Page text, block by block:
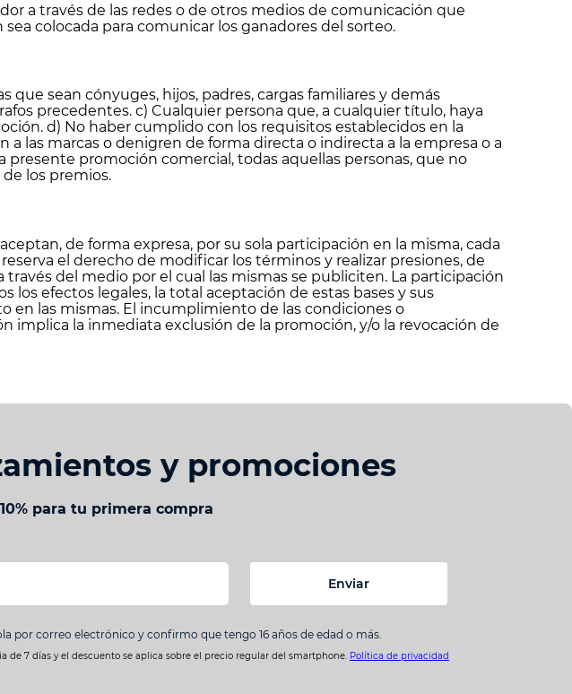
a través de las redes o de otros medios de comunicación que
colocada para comunicar los ganadores del sorteo.
que sean cónyuges, hijos, padres, cargas familiares y demás
precedentes. c) Cualquier persona que, a cualquier título, haya
d) No haber cumplido con los requisitos establecidos en la
las marcas o denigren de forma directa o indirecta a la empresa o a
promoción comercial, todas aquellas personas, que no
los premios.
de forma expresa, por su sola participación en la misma, cada
el derecho de modificar los términos y realizar presiones, de
del medio por el cual las mismas se publiciten. La participación
efectos legales, la total aceptación de estas bases y sus
en las mismas. El incumplimiento de las condiciones o
implica la inmediata exclusión de la promoción, y/o la revocación de
y promociones
para tu primera compra
Enviar
por correo electrónico y confirmo que tengo 16 años de edad o más.
7 días y el descuento se aplica sobre el precio regular del smartphone. Política de privacidad